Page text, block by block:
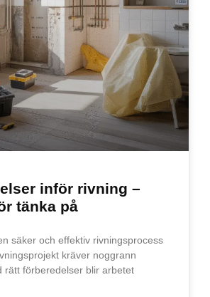
inför rivning –
tänka på
säker och effektiv rivningsprocess
kräver noggrann
rätt förberedelser blir arbetet